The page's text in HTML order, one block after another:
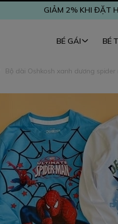
GIẢM 2% KHI ĐẶT
BÉ GÁI BÉ
Bộ dài Oshkosh xanh dương spider